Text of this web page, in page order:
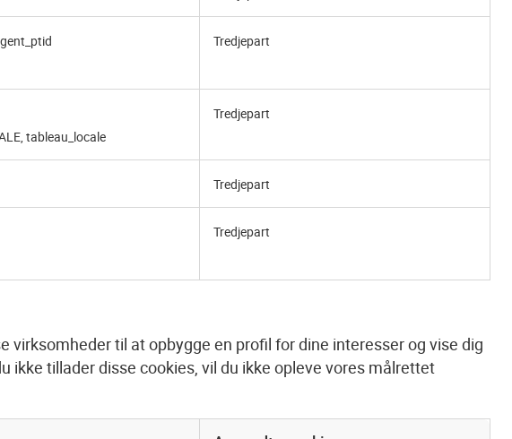
Tredjepart
tableau_locale
Tredjepart
Tredjepart
Tredjepart
til at opbygge en profil for dine interesser og vise dig
ikke tillader disse cookies, vil du ikke opleve vores målrettet